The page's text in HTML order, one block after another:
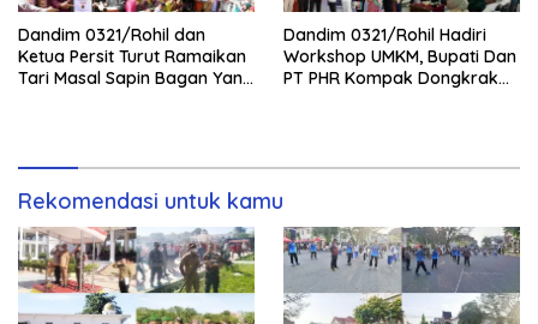
Dandim 0321/Rohil dan
Ketua Persit Turut Ramaikan
Tari Masal Sapin Bagan Yang
Dandim 0321/Rohil Hadiri
Workshop UMKM, Bupati Dan
PT PHR Kompak Dongkrak
Rekomendasi untuk kamu